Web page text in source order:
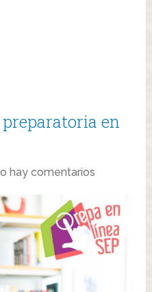
en
hay comentarios